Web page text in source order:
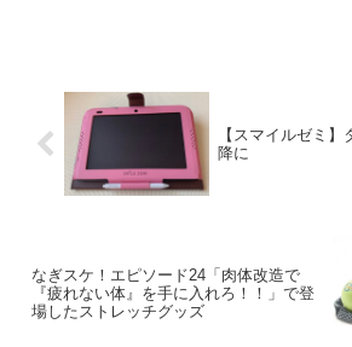
【スマイルゼミ
降に
なぎスケ！エピソード24「肉体改造で
『疲れない体』を手に入れろ！！」で登
場したストレッチグッズ